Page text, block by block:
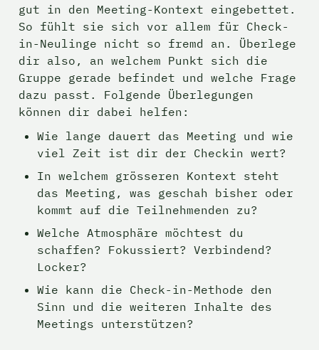
gut in den Meeting-Kontext eingebettet.
So fühlt sie sich vor allem für Check-
in-Neulinge nicht so fremd an. Überlege
dir also, an welchem Punkt sich die
Gruppe gerade befindet und welche Frage
dazu passt. Folgende Überlegungen
können dir dabei helfen:
Wie lange dauert das Meeting und wie
viel Zeit ist dir der Checkin wert?
In welchem grösseren Kontext steht
das Meeting, was geschah bisher oder
kommt auf die Teilnehmenden zu?
Welche Atmosphäre möchtest du
schaffen? Fokussiert? Verbindend?
Locker?
Wie kann die Check-in-Methode den
Sinn und die weiteren Inhalte des
Meetings unterstützen?